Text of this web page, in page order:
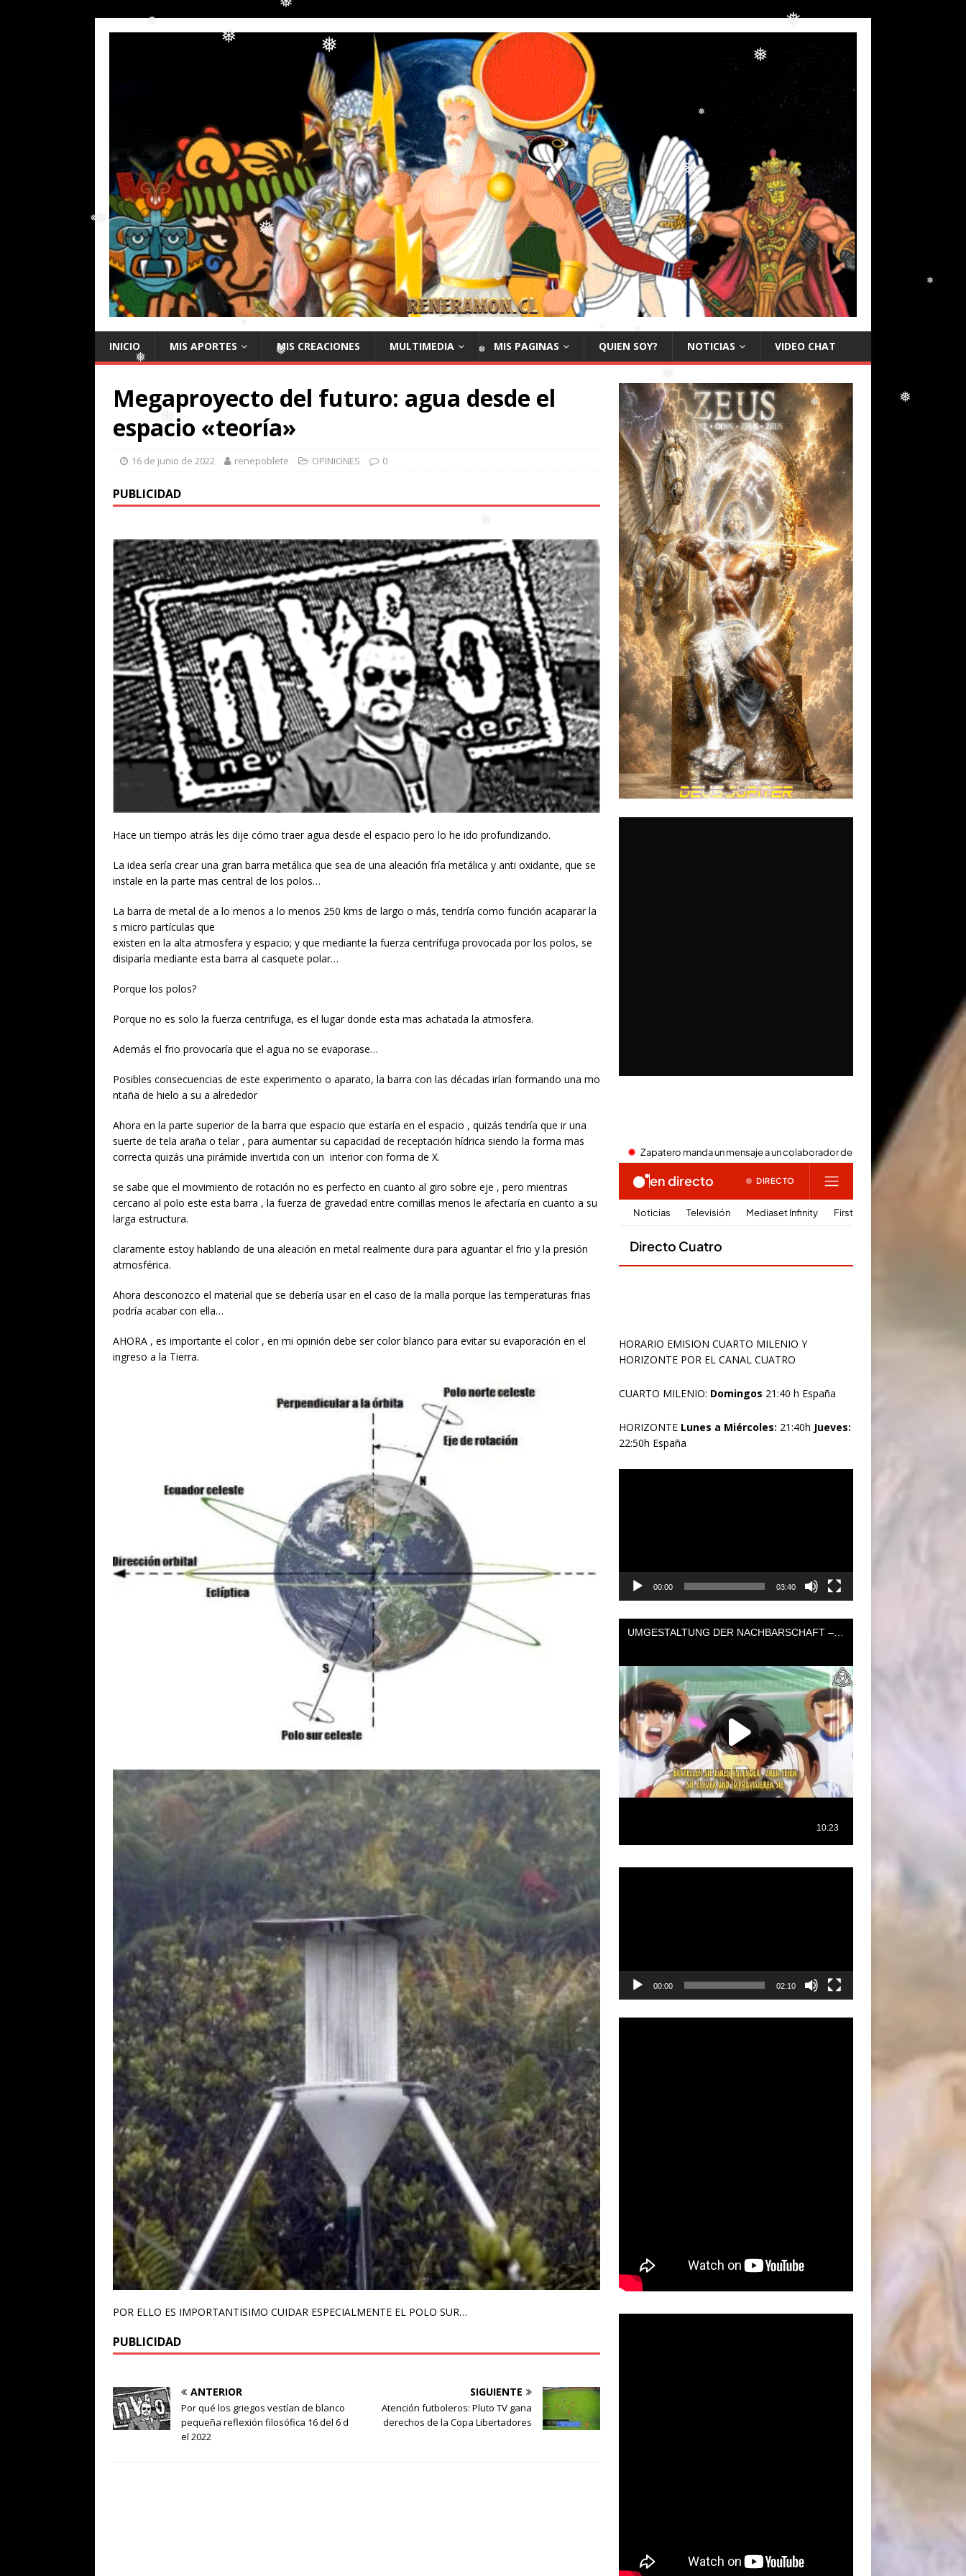
❅
❅
❅
❅
❅
❅
❅
❅
❅
❅
❅
❅
❅ ❅
❅
❅
❅
❅
❅
❅
❅
❅
INICIO MIS APORTES MIS CREACIONES MULTIMEDIA MIS PAGINAS QUIEN SOY? NOTICIAS VIDEO CHAT
Megaproyecto del futuro: agua desde el
espacio «teoría»
16 de junio de 2022 renepoblete OPINIONES 0
PUBLICIDAD
Hace un tiempo atrás les dije cómo traer agua desde el espacio pero lo he ido profundizando.
La idea sería crear una gran barra metálica que sea de una aleación fría metálica y anti oxidante, que se
instale en la parte mas central de los polos…
La barra de metal de a lo menos a lo menos 250 kms de largo o más, tendría como función acaparar la
s micro partículas que
existen en la alta atmosfera y espacio; y que mediante la fuerza centrífuga provocada por los polos, se
disiparía mediante esta barra al casquete polar…
Porque los polos?
Porque no es solo la fuerza centrifuga, es el lugar donde esta mas achatada la atmosfera.
Además el frio provocaría que el agua no se evaporase…
Posibles consecuencias de este experimento o aparato, la barra con las décadas irían formando una mo
ntaña de hielo a su a alrededor
Ahora en la parte superior de la barra que espacio que estaría en el espacio , quizás tendría que ir una
suerte de tela araña o telar , para aumentar su capacidad de receptación hídrica siendo la forma mas
correcta quizás una pirámide invertida con un interior con forma de X.
se sabe que el movimiento de rotación no es perfecto en cuanto al giro sobre eje , pero mientras
cercano al polo este esta barra , la fuerza de gravedad entre comillas menos le afectaría en cuanto a su
larga estructura.
claramente estoy hablando de una aleación en metal realmente dura para aguantar el frio y la presión
atmosférica.
Ahora desconozco el material que se debería usar en el caso de la malla porque las temperaturas frias
podría acabar con ella…
AHORA , es importante el color , en mi opinión debe ser color blanco para evitar su evaporación en el
ingreso a la Tierra.
POR ELLO ES IMPORTANTISIMO CUIDAR ESPECIALMENTE EL POLO SUR…
PUBLICIDAD
ANTERIOR
Por qué los griegos vestían de blanco
pequeña reflexión filosófica 16 del 6 d
el 2022
SIGUIENTE
Atención futboleros: Pluto TV gana
derechos de la Copa Libertadores
HORARIO EMISION CUARTO MILENIO Y
HORIZONTE POR EL CANAL CUATRO
CUARTO MILENIO: Domingos 21:40 h España
HORIZONTE Lunes a Miércoles: 21:40h Jueves:
22:50h España
00:00 03:40
00:00 02:10